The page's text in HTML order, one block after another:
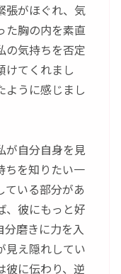
張がほぐれ、気
た胸の内を素直
の気持ちを否定
けてくれまし
ように感じまし
が自分自身を見
ちを知りたい一
ている部分があ
、彼にもっと好
分磨きに力を入
見え隠れしてい
彼に伝わり、逆